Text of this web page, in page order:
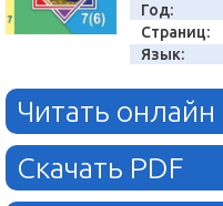
Год:
Страниц:
Язык:
Читать онлайн
Скачать PDF